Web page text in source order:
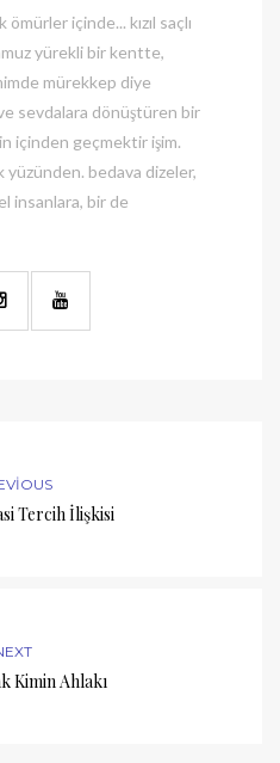
içinde... kızıl saçlı
yürekli bir kentte,
mürekkep diye
ve sevdalara dönüştüren bir
içinden geçmektir işim.
yüzünden. bedava dizeler,
insanlara, bir de
Tercih İlişkisi
Kimin Ahlakı